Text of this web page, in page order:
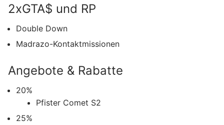
2xGTA$ und RP
Double Down
Madrazo-Kontaktmissionen
Angebote & Rabatte
20%
Pfister Comet S2
25%